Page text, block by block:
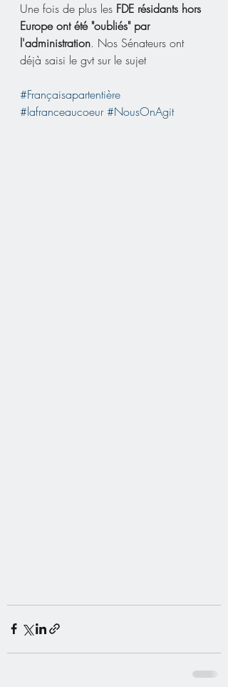
Une fois de plus les FDE résidants hors
Europe ont été "oubliés" par
l'administration. Nos Sénateurs ont
déjà saisi le gvt sur le sujet
#Françaisapartentière
#lafranceaucoeur #NousOnAgit